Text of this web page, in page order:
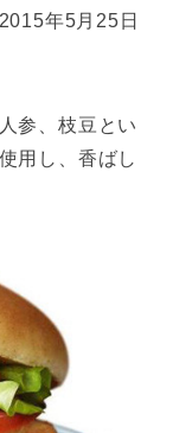
年5月25日
参、枝豆とい
用し、香ばし